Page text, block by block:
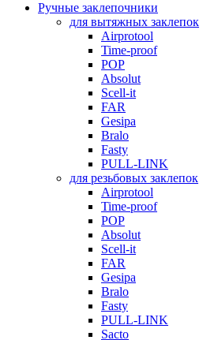
Ручные заклепочники
для вытяжных заклепок
Airprotool
Time-proof
POP
Absolut
Scell-it
FAR
Gesipa
Bralo
Fasty
PULL-LINK
для резьбовых заклепок
Airprotool
Time-proof
POP
Absolut
Scell-it
FAR
Gesipa
Bralo
Fasty
PULL-LINK
Sacto